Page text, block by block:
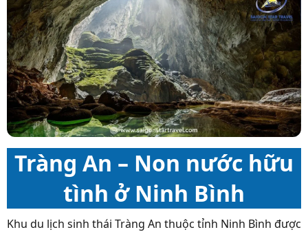
Tràng An – Non nước hữu
tình ở Ninh Bình
Khu du lịch sinh thái Tràng An thuộc tỉnh Ninh Bình được